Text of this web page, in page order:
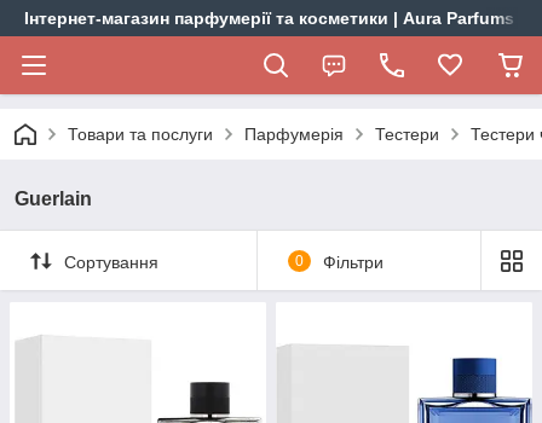
Інтернет-магазин парфумерії та косметики | Aura Parfums
Товари та послуги Парфумерія Тестери Тестери
Guerlain
Сортування 0 Фільтри